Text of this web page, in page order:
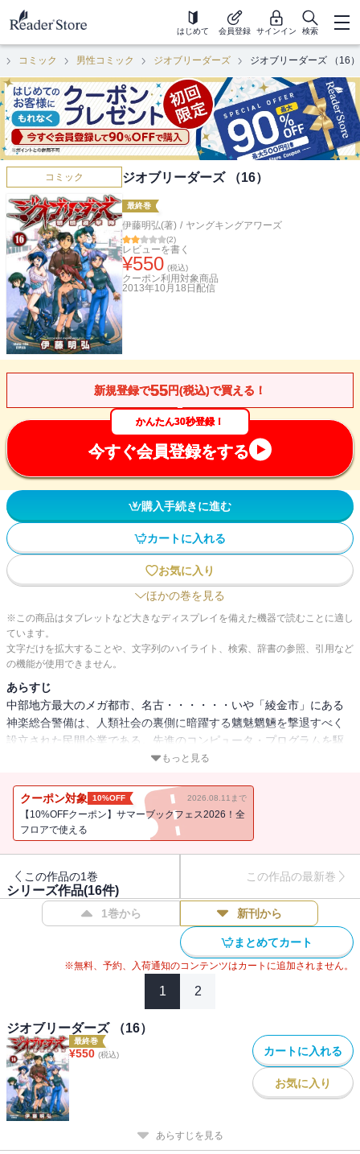
はじめて 会員登録 サインイン 検索
コミック 男性コミック ジオブリーダーズ ジオブリーダーズ （16）
コミック ジオブリーダーズ （16）
最終巻
伊藤明弘(著) / ヤングキングアワーズ
(2)
レビューを書く
¥550 (税込)
クーポン利用対象商品
2013年10月18日 配信
新規登録で55円(税込)で買える！
かんたん30秒登録！
今すぐ会員登録をする
購入手続きに進む
カートに入れる
お気に入り
ほかの巻を見る
※この商品はタブレットなど大きなディスプレイを備えた機器で読むことに適し
ています。
文字だけを拡大することや、文字列のハイライト、検索、辞書の参照、引用など
の機能が使用できません。
あらすじ
中部地方最大のメガ都市、名古・・・・・・いや「綾金市」にある
神楽総合警備は、人類社会の裏側に暗躍する魑魅魍魎を撃退すべく
設立された民間企業である。先進のコンピュータ・プログラムを駆
使して敵に挑む有給休暇無きカイシャインたちは、社会に安寧と平
パチ・・・・・・化け猫退治の美女５人に混じって、我らが田波ク
ン、只今悪戦苦闘中!?
もっと見る
クーポン対象 10%OFF 2026.08.11まで
【10%OFFクーポン】サマーブックフェス2026！全
フロアで使える
この作品の1巻 この作品の最新巻
シリーズ作品(16件)
1巻から 新刊から
まとめてカート
※無料、予約、入荷通知のコンテンツはカートに追加されません。
1 2
ジオブリーダーズ （16）
最終巻
¥550 (税込) カートに入れる
お気に入り
あらすじを見る